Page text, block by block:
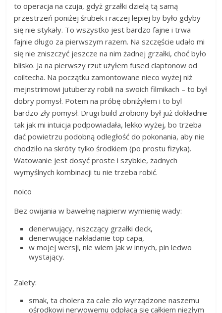
to operacja na czuja, gdyż grzałki dzielą tą samą
przestrzeń poniżej śrubek i raczej lepiej by było gdyby
się nie stykały. To wszystko jest bardzo fajne i trwa
fajnie długo za pierwszym razem. Na szczęście udało mi
się nie zniszczyć jeszcze na nim żadnej grzałki, choć było
blisko. Ja na pierwszy rzut użyłem fused claptonow od
coiltecha. Na początku zamontowane nieco wyżej niż
mejnstrimowi jutuberzy robili na swoich filmikach – to był
dobry pomysł. Potem na próbę obniżyłem i to byl
bardzo zły pomysł. Drugi build zrobiony był już dokładnie
tak jak mi intuicja podpowiadała, lekko wyżej, bo trzeba
dać powietrzu podobną odległość do pokonania, aby nie
chodziło na skróty tylko środkiem (po prostu fizyka).
Watowanie jest dosyć proste i szybkie, żadnych
wymyślnych kombinacji tu nie trzeba robić.
noico
Bez owijania w bawełnę najpierw wymienię wady:
denerwujący, niszczący grzałki deck,
denerwujące nakładanie top capa,
w mojej wersji, nie wiem jak w innych, pin ledwo
wystający.
Zalety:
smak, ta cholera za całe zło wyrządzone naszemu
ośrodkowi nerwowemu odpłaca się całkiem niezłym